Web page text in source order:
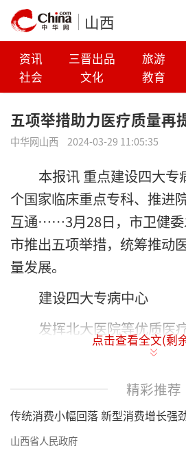
山西
资讯 三晋出品 旅游
社会
文化 教育
五项举措助力医疗质量再
中华网山西 2024-03-29 11:05:35
本报讯 重点建设四大专
个国家临床重点专科、推进
互通……3月28日，市卫健委
市推出五项举措，统筹推动
量发展。
建设四大专病中心
发挥北大医院等优质医
领效应，重点建设泌尿与肾
者跨区域就诊、减轻患者负
健康的重大疾病和主要问题
板，力争建成1个国家临床
点击查看全文(剩
精彩推荐
传统消费小幅回落 新型消费增长强
山西省人民政府